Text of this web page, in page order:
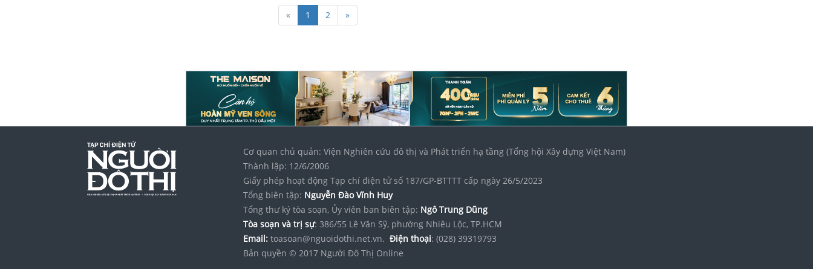
« 1 2 »
Cơ quan chủ quản: Viện Nghiên cứu đô thị và Phát triển hạ tầng (Tổng hội Xây dựng Việt Nam)
Thành lập: 12/6/2006
Giấy phép hoạt động Tạp chí điện tử số 187/GP-BTTTT cấp ngày 26/5/2023
Tổng biên tập: Nguyễn Đào Vĩnh Huy
Tổng thư ký tòa soạn, Ủy viên ban biên tập: Ngô Trung Dũng
Tòa soạn và trị sự: 386/55 Lê Văn Sỹ, phường Nhiêu Lộc, TP.HCM
Email: toasoan@nguoidothi.net.vn. Điện thoại: (028) 39319793
Bản quyền © 2017 Người Đô Thị Online